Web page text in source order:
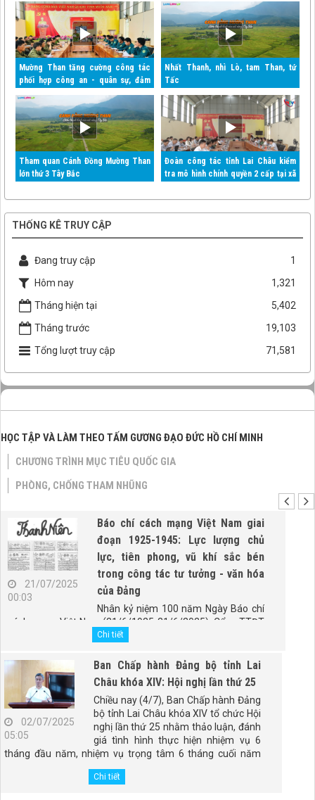
Mường Than tăng cường công tác
phối hợp công an - quân sự, đảm
toàn xã hội
Nhất Thanh, nhì Lò, tam Than, tứ
Tấc
Tham quan Cánh Đồng Mường Than
lớn thứ 3 Tây Bắc
Đoàn công tác tỉnh Lai Châu kiểm
tra mô hình chính quyền 2 cấp tại xã
THỐNG KÊ TRUY CẬP
Đang truy cập
1
Hôm nay
1,321
Tháng hiện tại
5,402
Tháng trước
19,103
Tổng lượt truy cập
71,581
HỌC TẬP VÀ LÀM THEO TẤM GƯƠNG ĐẠO ĐỨC HỒ CHÍ MINH
CHƯƠNG TRÌNH MỤC TIÊU QUỐC GIA
PHÒNG, CHỐNG THAM NHŨNG
21/07/2025
00:03
Báo chí cách mạng Việt Nam giai
đoạn 1925-1945: Lực lượng chủ
lực, tiên phong, vũ khí sắc bén
trong công tác tư tưởng - văn hóa
của Đảng
Nhân kỷ niệm 100 năm Ngày Báo chí
cách mạng Việt Nam (21/6/1925-21/6/2025), Cổng TTĐT
Chính phủ trân trọng giới thiệu bài viết "Báo chí cách mạng
phong, vũ khí sắc bén trong công tác tư tưởng - văn hóa
của Đảng" của PGS.TS. Đào Duy Quát, nguyên Phó trưởng
Ban Thường trực Ban Tư tưởng - Văn hóa Trung ương
(nay là Ban Tuyên giáo và Dân vận Trung ương).
Chi tiết
02/07/2025
05:05
Ban Chấp hành Đảng bộ tỉnh Lai
Châu khóa XIV: Hội nghị lần thứ 25
Chiều nay (4/7), Ban Chấp hành Đảng
bộ tỉnh Lai Châu khóa XIV tổ chức Hội
nghị lần thứ 25 nhằm thảo luận, đánh
giá tình hình thực hiện nhiệm vụ 6
tháng đầu năm, nhiệm vụ trọng tâm 6 tháng cuối năm
ngày 28/4/2021 của Ban Chấp hành Đảng bộ tỉnh. Đồng
Chi tiết